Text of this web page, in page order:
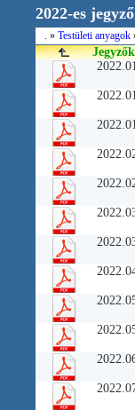
2022-es
. » Testületi anyagok